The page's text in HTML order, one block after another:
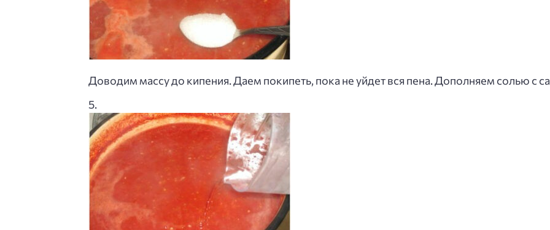
Доводим массу до кипения. Даем покипеть, пока не уйдет вся пена. Дополняем солью с